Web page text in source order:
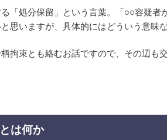
「処分保留」という言葉。「○○容疑者
思いますが、具体的にはどういう意味
拘束とも絡むお話ですので、その辺も
は何か